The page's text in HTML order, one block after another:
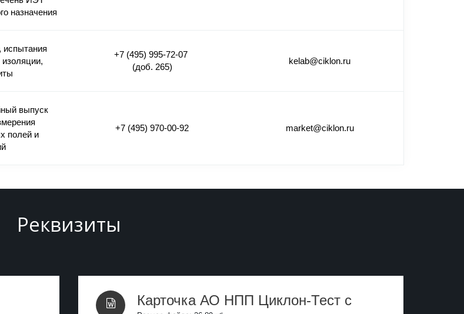
назначения
испытания
+7 (495) 995-72-07
(доб. 265)
kelab@ciklon.ru
выпуск
полей и
+7 (495) 970-00-92 market@ciklon.ru
Реквизиты
Карточка АО НПП Циклон-Тест с